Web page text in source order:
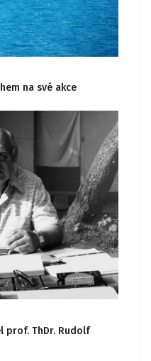
na své akce
prof. ThDr. Rudolf